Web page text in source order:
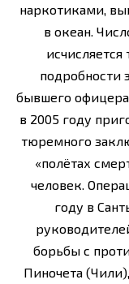
наркотиками,
в океан.
подробности
бывшего
в 2005 году
тюремного
«полётах
человек.
году в
борьбы с
Пиночета